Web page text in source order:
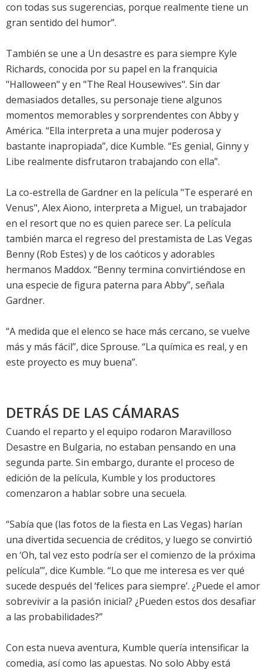
con todas sus sugerencias, porque realmente tiene un
gran sentido del humor”.
También se une a Un desastre es para siempre Kyle
Richards, conocida por su papel en la franquicia
"Halloween" y en "The Real Housewives". Sin dar
demasiados detalles, su personaje tiene algunos
momentos memorables y sorprendentes con Abby y
América. “Ella interpreta a una mujer poderosa y
bastante inapropiada”, dice Kumble. “Es genial, Ginny y
Libe realmente disfrutaron trabajando con ella”.
La co-estrella de Gardner en la película "Te esperaré en
Venus", Alex Aiono, interpreta a Miguel, un trabajador
en el resort que no es quien parece ser. La película
también marca el regreso del prestamista de Las Vegas
Benny (Rob Estes) y de los caóticos y adorables
hermanos Maddox. “Benny termina convirtiéndose en
una especie de figura paterna para Abby”, señala
Gardner.
“A medida que el elenco se hace más cercano, se vuelve
más y más fácil”, dice Sprouse. “La química es real, y en
este proyecto es muy buena”.
DETRÁS DE LAS CÁMARAS
Cuando el reparto y el equipo rodaron Maravilloso
Desastre en Bulgaria, no estaban pensando en una
segunda parte. Sin embargo, durante el proceso de
edición de la película, Kumble y los productores
comenzaron a hablar sobre una secuela.
“Sabía que (las fotos de la fiesta en Las Vegas) harían
una divertida secuencia de créditos, y luego se convirtió
en ‘Oh, tal vez esto podría ser el comienzo de la próxima
película’”, dice Kumble. “Lo que me interesa es ver qué
sucede después del ‘felices para siempre’. ¿Puede el amor
sobrevivir a la pasión inicial? ¿Pueden estos dos desafiar
a las probabilidades?”
Con esta nueva aventura, Kumble quería intensificar la
comedia, así como las apuestas. No solo Abby está